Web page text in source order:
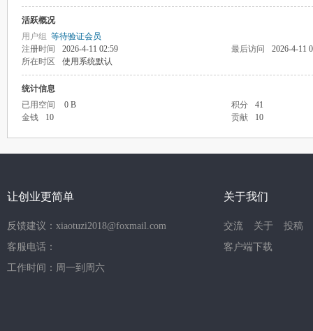
活跃概况
用户组 等待验证会员
注册时间
2026-4-11 02:59 最后访问
2026-4-11
所在时区
使用系统默认
统计信息
已用空间
0 B 积分
41
金钱
10 贡献 10
让创业更简单
反馈建议：xiaotuzi2018@foxmail.com
客服电话：
工作时间：周一到周六
关于我们
交流 关于
投稿
客户端下载